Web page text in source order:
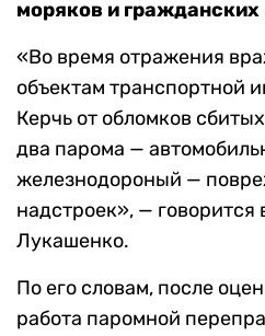
моряков и гражданских
«Во время отражения
объектам транспортной
Керчь от обломков
два парома —
железнодороный —
надстроек», — говорится
Лукашенко.
По его словам, после
работа паромной